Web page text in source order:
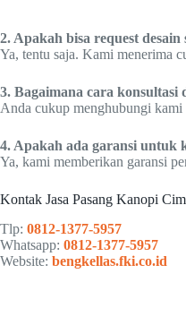
2. Apakah bisa request desain
Ya, tentu saja. Kami menerima
3. Bagaimana cara konsultasi
Anda cukup menghubungi
4. Apakah ada garansi untuk
Ya, kami memberikan garansi
Kontak Jasa Pasang Kanopi
Tlp: 0812-1377-5957
Whatsapp: 0812-1377-5957
Website: bengkellas.fki.co.id